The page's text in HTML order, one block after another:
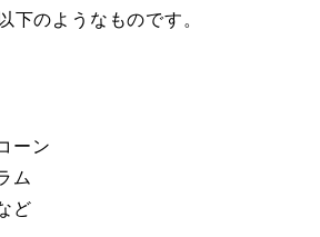
下のようなものです。
ーン
ム
ど